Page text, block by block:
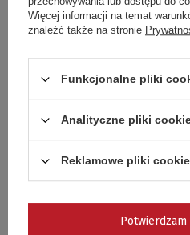
Opinia
CZAS NA REKLAMACJĘ
Więcej informacji na temat
znaleźć także na stronie
Funkcjonalne pliki
Analityczne pliki
Reklamowe pliki cookie